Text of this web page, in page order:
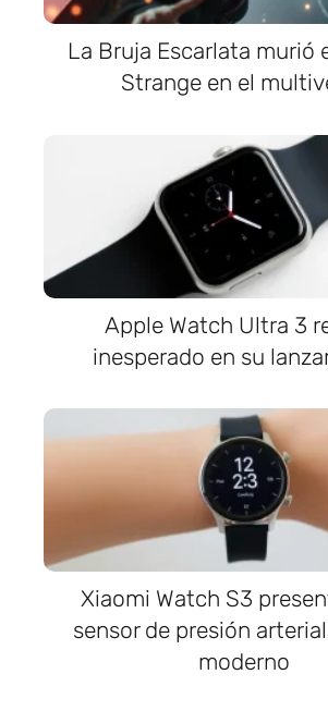
La Bruja Escarlata murió
Strange en el
Apple Watch Ultra 3
inesperado en su
Xiaomi Watch S3
sensor de presión
moderno